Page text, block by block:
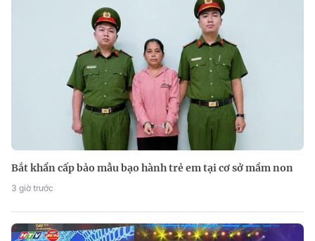
Bắt khẩn cấp bảo mẫu bạo hành trẻ em tại cơ sở mầm non
3 giờ trước